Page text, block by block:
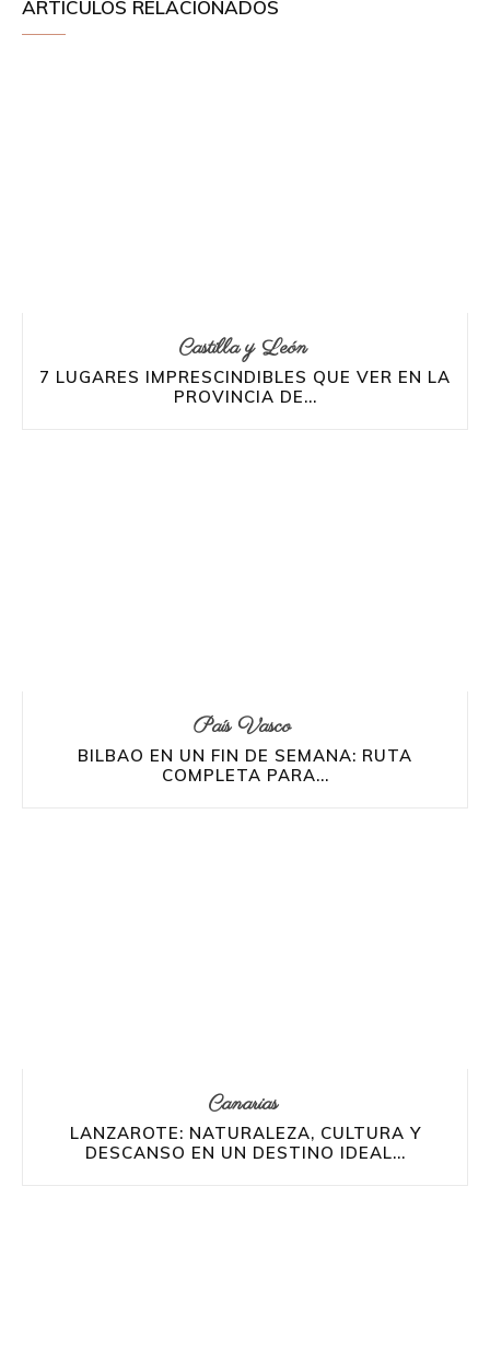
ARTÍCULOS RELACIONADOS
Castilla y León
7 LUGARES IMPRESCINDIBLES QUE VER EN LA
PROVINCIA DE...
País Vasco
BILBAO EN UN FIN DE SEMANA: RUTA
COMPLETA PARA...
Canarias
LANZAROTE: NATURALEZA, CULTURA Y
DESCANSO EN UN DESTINO IDEAL...